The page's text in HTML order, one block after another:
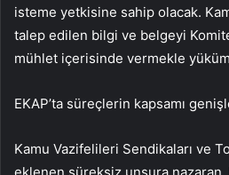
isteme yetkisine sahip olacak.
talep edilen bilgi ve belgeyi
mühlet içerisinde vermekle
EKAP’ta süreçlerin kapsamı
Kamu Vazifelileri Sendikaları ve